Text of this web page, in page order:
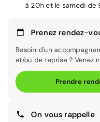
à 20h et le samedi de
Prenez rendez-
Besoin d'un
et/ou de reprise ? Venez
Prendre
On vous rappelle